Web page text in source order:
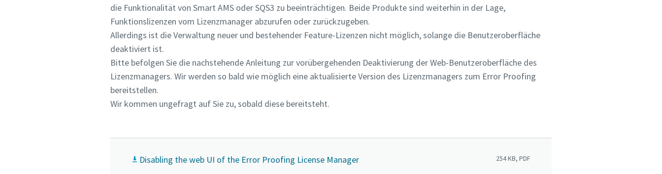
die Funktionalität von Smart AMS oder SQS3 zu beeinträchtigen. Beide Produkte sind weiterhin in der Lage,
Funktionslizenzen vom Lizenzmanager abzurufen oder zurückzugeben.
Allerdings ist die Verwaltung neuer und bestehender Feature-Lizenzen nicht möglich, solange die Benutzeroberfläche
deaktiviert ist.
Bitte befolgen Sie die nachstehende Anleitung zur vorübergehenden Deaktivierung der Web-Benutzeroberfläche des
Lizenzmanagers. Wir werden so bald wie möglich eine aktualisierte Version des Lizenzmanagers zum Error Proofing
bereitstellen.
Wir kommen ungefragt auf Sie zu, sobald diese bereitsteht.
Disabling the web UI of the Error Proofing License Manager 254 KB, PDF